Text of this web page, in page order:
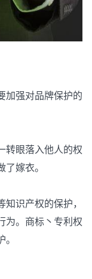
强对品牌保护的
眼落入他人的权
嫁衣。
识产权的保护，
为。商标丶专利权